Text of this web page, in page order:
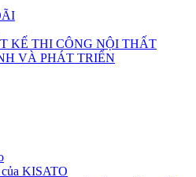
KẾ THI CÔNG NỘI THẤT
VÀ PHÁT TRIỂN
KISATO